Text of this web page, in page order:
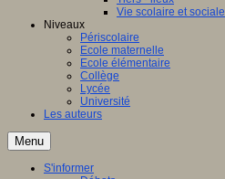
Vie scolaire et sociale
Niveaux
Périscolaire
Ecole maternelle
Ecole élémentaire
Collège
Lycée
Université
Les auteurs
Menu
S'informer